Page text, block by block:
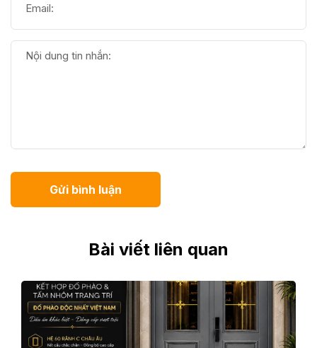
Gửi bình luận
Bài viết liên quan